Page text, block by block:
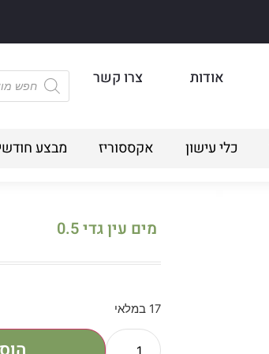
אודות צרו קשר
כלי עישון אקססוריז מבצע
מים עין גדי 0.5
17 במלאי